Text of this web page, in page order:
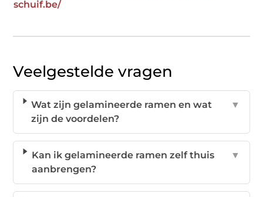
schuif.be/
Veelgestelde vragen
Wat zijn gelamineerde ramen en wat
zijn de voordelen?
▼
Kan ik gelamineerde ramen zelf thuis
aanbrengen?
▼